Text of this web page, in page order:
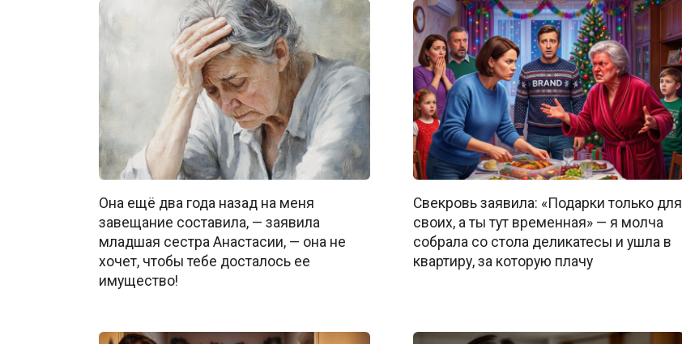
Она ещё два года назад на меня
завещание составила, — заявила
младшая сестра Анастасии, — она не
хочет, чтобы тебе досталось ее
имущество!
Свекровь заявила: «Подарки только для
своих, а ты тут временная» — я молча
собрала со стола деликатесы и ушла в
квартиру, за которую плачу